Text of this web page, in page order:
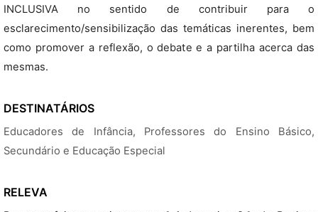
INCLUSIVA no sentido de contribuir para o
esclarecimento/sensibilização das temáticas inerentes, bem
como promover a reflexão, o debate e a partilha acerca das
mesmas.
DESTINATÁRIOS
Educadores de Infância, Professores do Ensino Básico,
Secundário e Educação Especial
RELEVA